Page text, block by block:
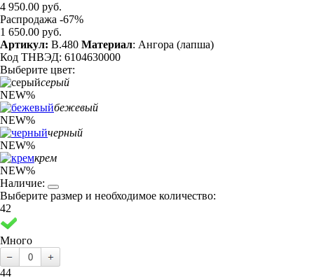
4 950.00 руб.
Распродажа -67%
1 650.00 руб.
Артикул: B.480 Материал: Ангора (лапша)
Код ТНВЭД: 6104630000
Выберите цвет:
серый
NEW%
бежевый
NEW%
черный
NEW%
крем
NEW%
Наличие:
Выберите размер и необходимое количество:
42
Много
44